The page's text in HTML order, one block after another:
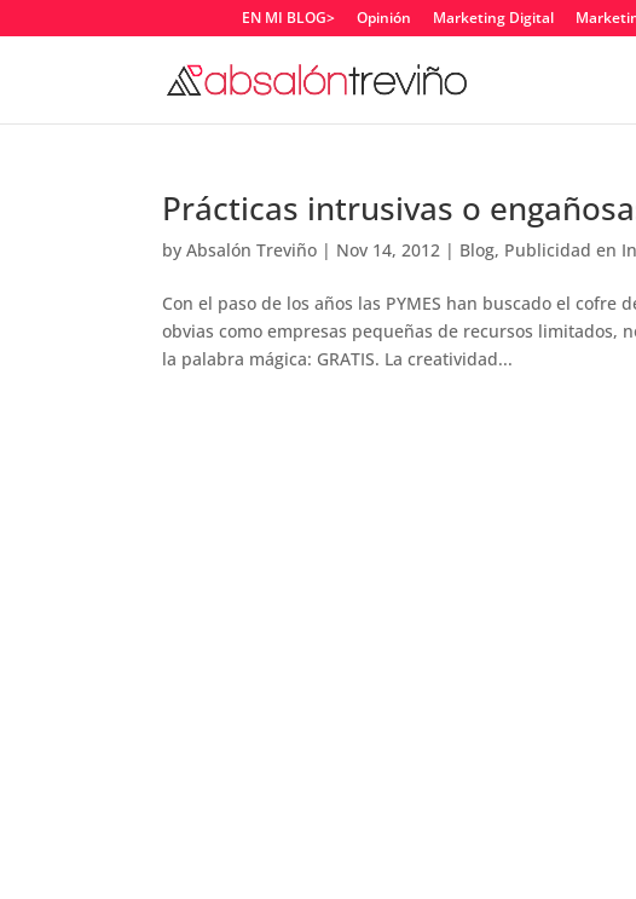
EN MI BLOG> Opinión Marketing Digital
Prácticas intrusivas o
byAbsalón Treviño | Nov 14, 2012 | Blog, Publicidad en
Con el paso de los años las PYMES han buscado el
obvias como empresas pequeñas de recursos limitados,
la palabra mágica: GRATIS. La creatividad...